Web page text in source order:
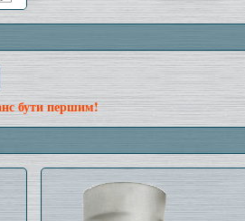
бути першим!